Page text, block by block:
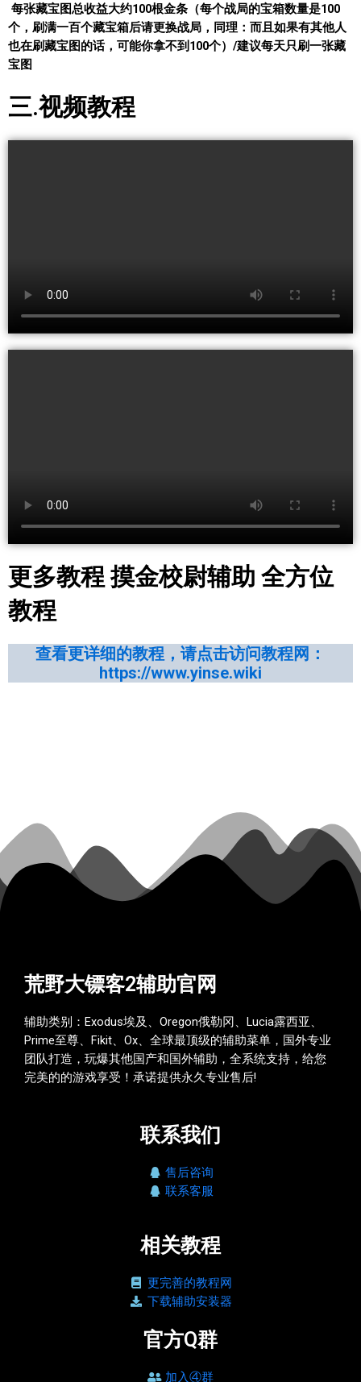
每张藏宝图总收益大约100根金条（每个战局的宝箱数量是100
个，刷满一百个藏宝箱后请更换战局，同理：而且如果有其他人
也在刷藏宝图的话，可能你拿不到100个）/建议每天只刷一张藏
宝图
三.视频教程
更多教程 摸金校尉辅助 全方位
教程
查看更详细的教程，请点击访问教程网：
https://www.yinse.wiki
荒野大镖客2辅助官网
辅助类别：Exodus埃及、Oregon俄勒冈、Lucia露西亚、
Prime至尊、Fikit、Ox、全球最顶级的辅助菜单，国外专业
团队打造，玩爆其他国产和国外辅助，全系统支持，给您
完美的的游戏享受！承诺提供永久专业售后!
联系我们
售后咨询
联系客服
相关教程
更完善的教程网
下载辅助安装器
官方Q群
加入④群